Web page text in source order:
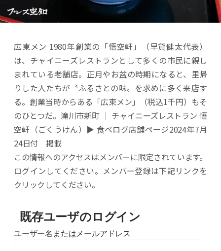
広東メン 1980年創業の「悟空軒」（早貸健太代表）
は、チャイニーズレストランとして多くの市民に親し
まれている老舗店。正月やお盆の時期になると、里帰
りした人たちが〝ふるさとの味〟を求めに多く来店す
る。創業当時からある「広東メン」（税込1千円）もそ
のひとつだ。滝川市新町 │ チャイニーズレストラン 悟
空軒（ごくうけん）▶ 食べログ店舗ページ2024年7月
24日付 掲載
この情報へのアクセスはメンバーに限定されています。
ログインしてください。メンバー登録は下記リンクを
クリックしてください。
既存ユーザのログイン
ユーザー名またはメールアドレス